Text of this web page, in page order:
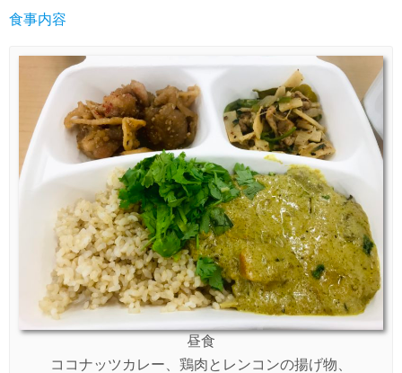
食事内容
昼食
ココナッツカレー、鶏肉とレンコンの揚げ物、